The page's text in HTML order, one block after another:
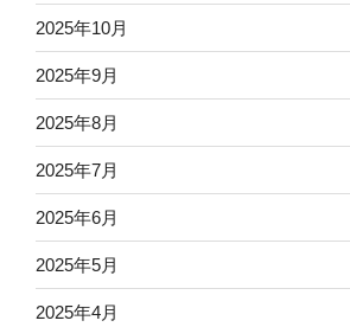
2025年10月
2025年9月
2025年8月
2025年7月
2025年6月
2025年5月
2025年4月